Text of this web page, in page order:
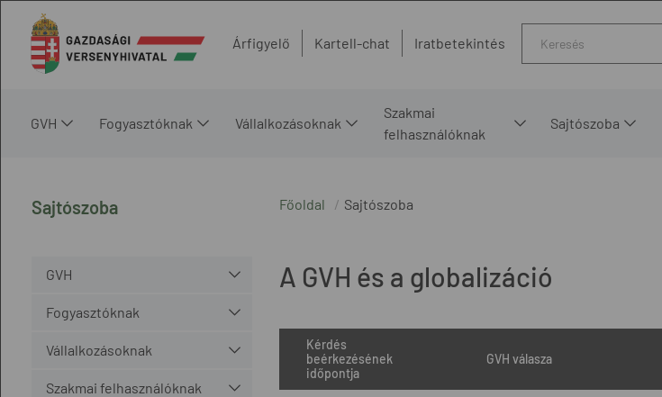
Árfigyelő Kartell-chat Iratbetekintés
GVH Fogyasztóknak Vállalkozásoknak
Szakmai
felhasználóknak
Sajtószoba
Sajtószoba
GVH
Fogyasztóknak
Vállalkozásoknak
Szakmai felhasználóknak
Főoldal Sajtószoba
A GVH és a globalizáció
Kérdés
beérkezésének
időpontja
GVH válasza